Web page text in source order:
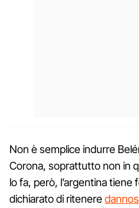
Non è semplice indurre
Corona, soprattutto non in
lo fa, però, l’argentina tiene
dichiarato di ritenere